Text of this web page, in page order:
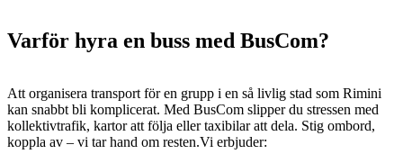
Varför hyra en buss med BusCom?
Att organisera transport för en grupp i en så livlig stad som Rimini
kan snabbt bli komplicerat. Med BusCom slipper du stressen med
kollektivtrafik, kartor att följa eller taxibilar att dela. Stig ombord,
koppla av – vi tar hand om resten.Vi erbjuder: